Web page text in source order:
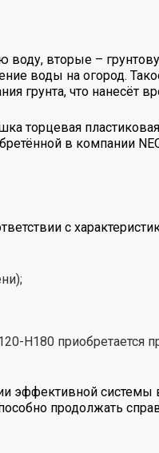
вторые –
воды на огород.
грунта, что нанесёт
торцевая
в компании
с
Н180 приобретается
эффективной системы
продолжать